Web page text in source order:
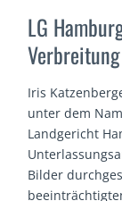
LG
Iris
unter dem
Landgericht
Bilder